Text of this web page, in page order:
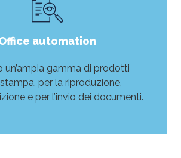
automation
un’ampia gamma di prodotti
per la riproduzione,
e per l’invio dei documenti.
LEGGI DI PIÙ